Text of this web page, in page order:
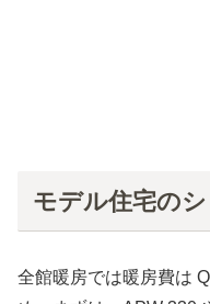
モデル住宅の
全館暖房では暖房費は